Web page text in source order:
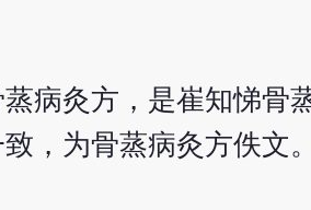
病灸方，是崔知悌骨
，为骨蒸病灸方佚文